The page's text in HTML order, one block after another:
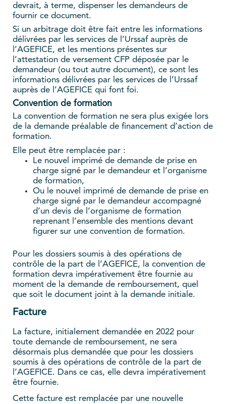
devrait, à terme, dispenser les demandeurs de
fournir ce document.
Si un arbitrage doit être fait entre les informations
délivrées par les services de l’Urssaf auprès de
l’AGEFICE, et les mentions présentes sur
l’attestation de versement CFP déposée par le
demandeur (ou tout autre document), ce sont les
informations délivrées par les services de l’Urssaf
auprès de l’AGEFICE qui font foi.
Convention de formation
La convention de formation ne sera plus exigée lors
de la demande préalable de financement d’action de
formation.
Elle peut être remplacée par :
Le nouvel imprimé de demande de prise en
charge signé par le demandeur et l’organisme
de formation,
Ou le nouvel imprimé de demande de prise en
charge signé par le demandeur accompagné
d’un devis de l’organisme de formation
reprenant l’ensemble des mentions devant
figurer sur une convention de formation.
Pour les dossiers soumis à des opérations de
contrôle de la part de l’AGEFICE, la convention de
formation devra impérativement être fournie au
moment de la demande de remboursement, quel
que soit le document joint à la demande initiale.
Facture
La facture, initialement demandée en 2022 pour
toute demande de remboursement, ne sera
désormais plus demandée que pour les dossiers
soumis à des opérations de contrôle de la part de
l’AGEFICE. Dans ce cas, elle devra impérativement
être fournie.
Cette facture est remplacée par une nouvelle